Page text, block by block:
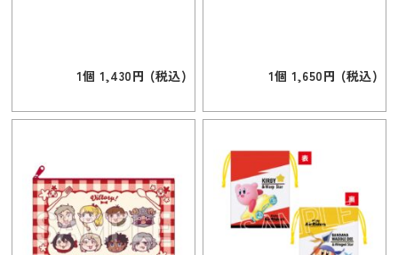
1個 1,430円 (税込) 1個 1,650円 (税込)